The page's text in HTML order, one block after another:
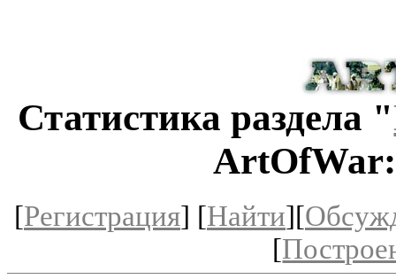
Статистика раздела "
[Регистрация] [Найти][
[